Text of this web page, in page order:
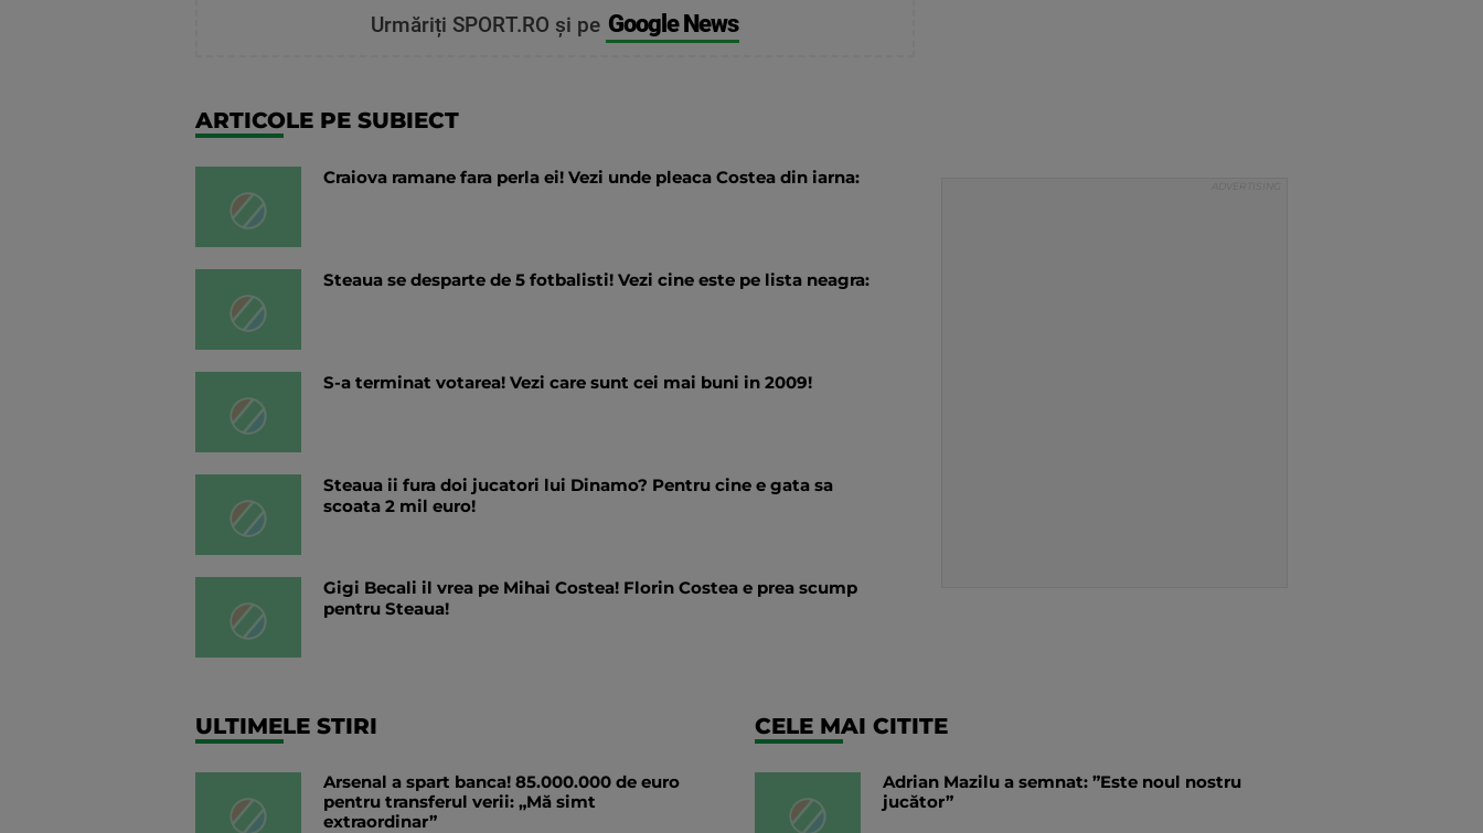
Urmăriți SPORT.RO și pe Google News
ARTICOLE PE SUBIECT
Craiova ramane fara perla ei! Vezi unde pleaca Costea din iarna:
Steaua se desparte de 5 fotbalisti! Vezi cine este pe lista neagra:
S-a terminat votarea! Vezi care sunt cei mai buni in 2009!
Steaua ii fura doi jucatori lui Dinamo? Pentru cine e gata sa
scoata 2 mil euro!
Gigi Becali il vrea pe Mihai Costea! Florin Costea e prea scump
pentru Steaua!
ULTIMELE STIRI
Arsenal a spart banca! 85.000.000 de euro
pentru transferul verii: „Mă simt
extraordinar”
CELE MAI CITITE
Adrian Mazilu a semnat: ”Este noul nostru
jucător”